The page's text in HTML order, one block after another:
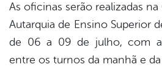
As oficinas serão realizadas na
Autarquia de Ensino Superior
de 06 a 09 de julho, com
entre os turnos da manhã e